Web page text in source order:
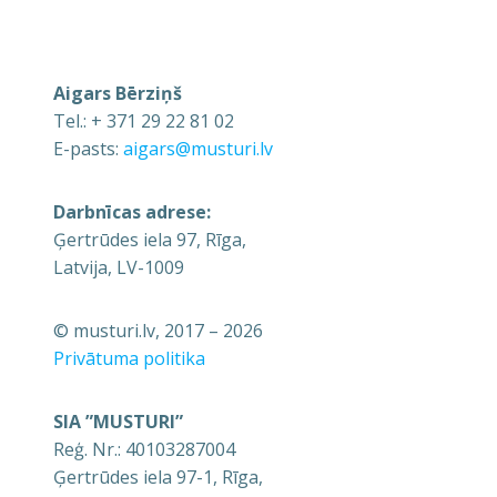
SIA ”MUSTURI”
Reģ. Nr.: 40103287004
Ģertrūdes iela 97-1, Rīga,
© musturi.lv, 2017 – 2026
Privātuma politika
Darbnīcas adrese:
Ģertrūdes iela 97, Rīga,
Latvija, LV-1009
Aigars Bērziņš
Tel.: + 371 29 22 81 02
E-pasts: aigars@musturi.lv